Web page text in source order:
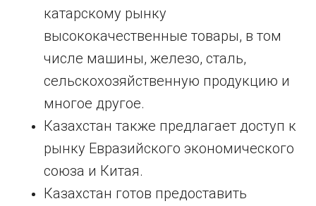
катарскому рынку
высококачественные товары, в том
числе машины, железо, сталь,
сельскохозяйственную продукцию и
многое другое.
Казахстан также предлагает доступ к
рынку Евразийского экономического
союза и Китая.
Казахстан готов предоставить